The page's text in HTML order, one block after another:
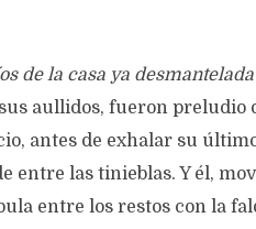
de la casa ya desmantelada
aullidos, fueron preludio
antes de exhalar su
entre las tinieblas. Y él,
entre los restos con la